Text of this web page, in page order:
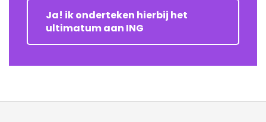
Ja! ik onderteken hierbij het
ultimatum aan ING